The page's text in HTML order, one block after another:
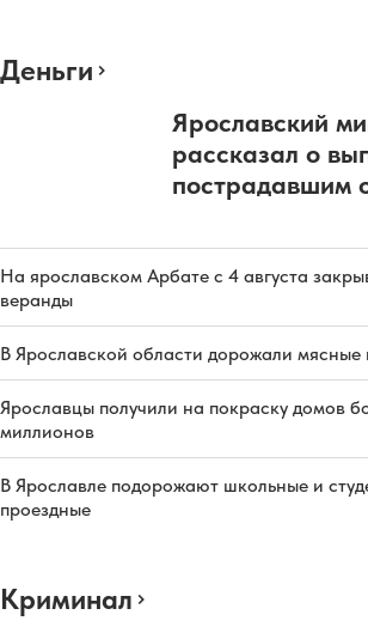
Деньги
Ярославский
рассказал о
пострадавшим
На ярославском Арбате с 4 августа
веранды
В Ярославской области дорожали мясные
Ярославцы получили на покраску домов
миллионов
В Ярославле подорожают школьные и
проездные
Криминал